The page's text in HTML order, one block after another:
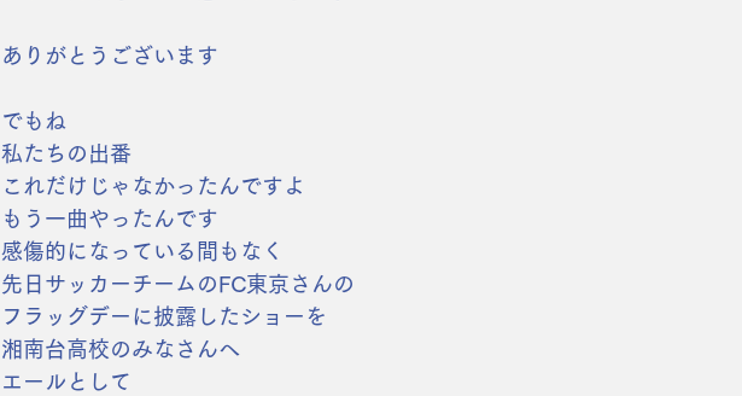
ありがとうございます
でもね
私たちの出番
これだけじゃなかったんですよ
もう一曲やったんです
感傷的になっている間もなく
先日サッカーチームのFC東京さんの
フラッグデーに披露したショーを
湘南台高校のみなさんへ
エールとして